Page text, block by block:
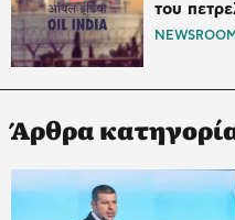
του
NEWSROOM
Άρθρα